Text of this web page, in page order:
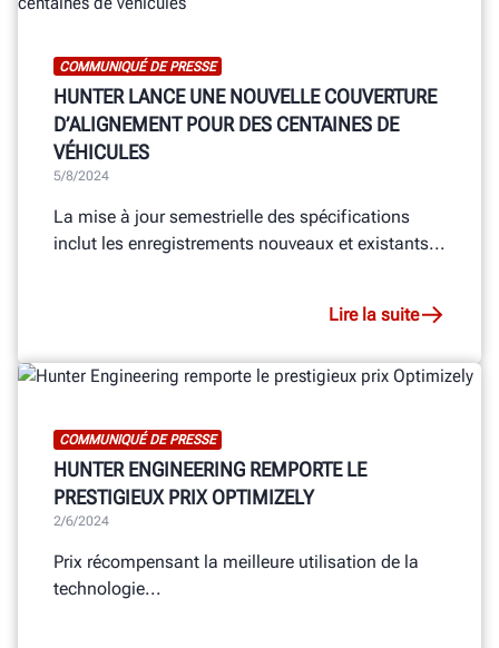
COMMUNIQUÉ DE PRESSE
HUNTER LANCE UNE NOUVELLE COUVERTURE
D’ALIGNEMENT POUR DES CENTAINES DE
VÉHICULES
5/8/2024
La mise à jour semestrielle des spécifications
inclut les enregistrements nouveaux et existants...
Lire la suite
COMMUNIQUÉ DE PRESSE
HUNTER ENGINEERING REMPORTE LE
PRESTIGIEUX PRIX OPTIMIZELY
2/6/2024
Prix récompensant la meilleure utilisation de la
technologie...